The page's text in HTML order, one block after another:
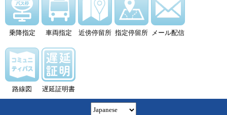
乗降指定 車両指定 近傍停留所 指定停留所 メール配信
路線図 遅延証明書